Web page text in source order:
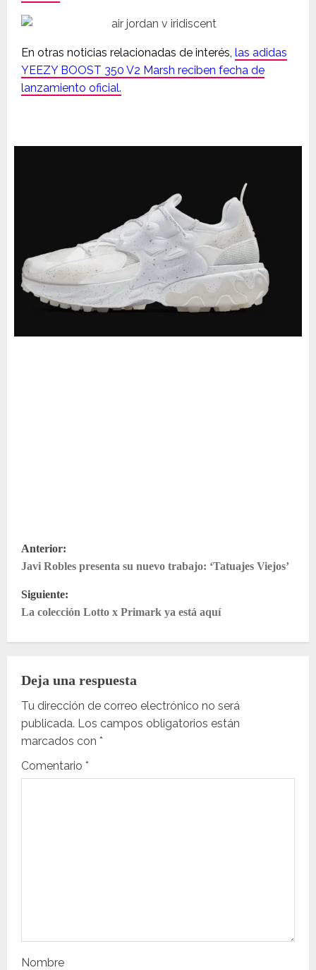
En otras noticias relacionadas de interés, las adidas
YEEZY BOOST 350 V2 Marsh reciben fecha de
lanzamiento oficial.
N
a
v
a
c
i
ó
t
Anterior:
Javi Robles presenta su nuevo trabajo: ‘Tatuajes Viejos’
Siguiente:
La colección Lotto x Primark ya está aquí
Deja una respuesta
Tu dirección de correo electrónico no será
publicada. Los campos obligatorios están
marcados con *
Comentario *
Nombre